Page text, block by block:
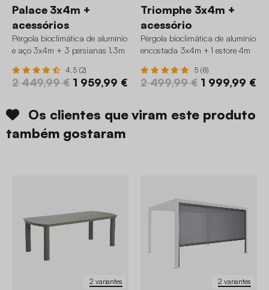
Palace 3x4m +
acessórios
Pérgola bioclimática de alumínio
e aço 3x4m + 3 persianas 1.3m
4.5 (2)
2 449,99 € 1 959,99 €
Triomphe 3x4m +
acessório
Pérgola bioclimática de alumínio
encostada 3x4m + 1 estore 4m
5 (8)
2 499,99 € 1 999,99 €
Os clientes que viram este produto
também gostaram
2 variantes 2 variantes